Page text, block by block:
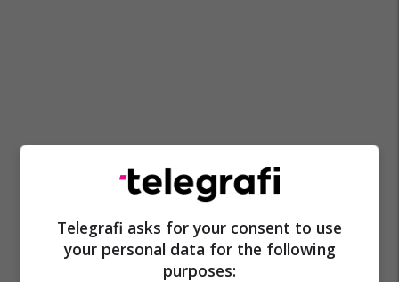
Telegrafi asks for your consent to use
your personal data for the following
purposes: